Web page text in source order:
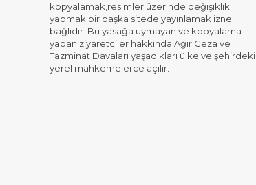
kopyalamak,resimler üzerinde değişiklik
yapmak bir başka sitede yayınlamak izne
bağlıdır. Bu yasağa uymayan ve kopyalama
yapan ziyaretciler hakkında Ağır Ceza ve
Tazminat Davaları yaşadıkları ülke ve şehirdeki
yerel mahkemelerce açılır.